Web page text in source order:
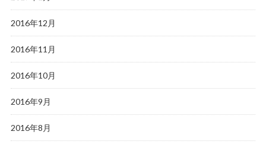
2016年12月
2016年11月
2016年10月
2016年9月
2016年8月